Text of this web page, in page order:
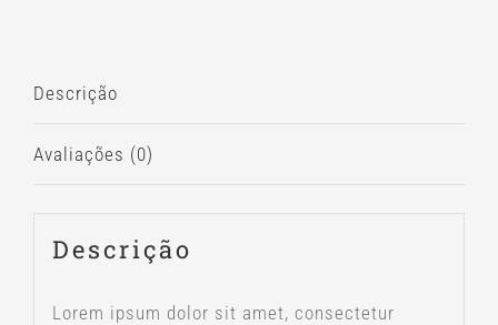
Descrição
Avaliações (0)
Descrição
Lorem ipsum dolor sit amet, consectetur